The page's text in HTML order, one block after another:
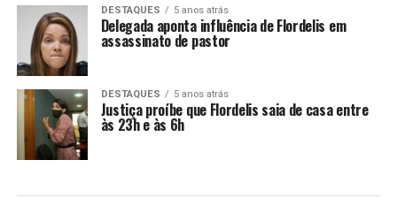
DESTAQUES 5 anos atrás
Delegada aponta influência de Flordelis em
assassinato de pastor
DESTAQUES 5 anos atrás
Justiça proíbe que Flordelis saia de casa entre
às 23h e às 6h